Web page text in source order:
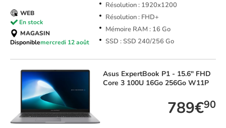
Résolution : 1920x1200
Résolution : FHD+
Mémoire RAM : 16 Go
SSD : SSD 240/256 Go
WEB
En stock
MAGASIN
Disponiblemercredi 12 août
Asus ExpertBook P1 - 15.6" FHD
Core 3 100U 16Go 256Go W11P
789€90